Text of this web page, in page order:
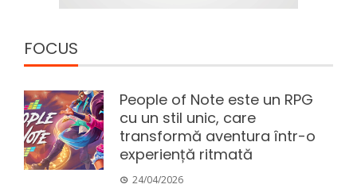
FOCUS
People of Note este un RPG
cu un stil unic, care
transformă aventura într-o
experiență ritmată
24/04/2026